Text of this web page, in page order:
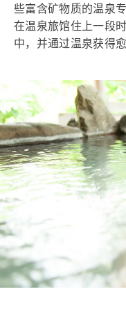
些富含矿物质的温泉
在温泉旅馆住上一段
中，并通过温泉获得